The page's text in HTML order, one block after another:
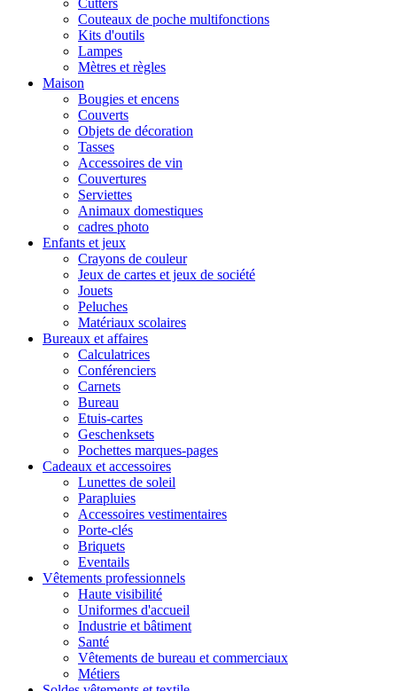
Couteaux de poche multifonctions
Kits d'outils
Lampes
Mètres et règles
Maison
Bougies et encens
Couverts
Objets de décoration
Tasses
Accessoires de vin
Couvertures
Serviettes
Animaux domestiques
cadres photo
Enfants et jeux
Crayons de couleur
Jeux de cartes et jeux de société
Jouets
Peluches
Matériaux scolaires
Bureaux et affaires
Calculatrices
Conférenciers
Carnets
Bureau
Etuis-cartes
Geschenksets
Pochettes marques-pages
Cadeaux et accessoires
Lunettes de soleil
Parapluies
Accessoires vestimentaires
Porte-clés
Briquets
Eventails
Vêtements professionnels
Haute visibilité
Uniformes d'accueil
Industrie et bâtiment
Santé
Vêtements de bureau et commerciaux
Métiers